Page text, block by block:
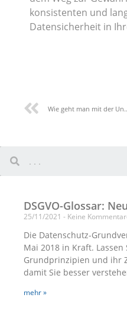
konsistenten und
Datensicherheit in
Wie geht man mit der
DSGVO-Glossar:
25/11/2021 Keine
Die Datenschutz-
Mai 2018 in Kraft.
Grundprinzipien und ihr
damit Sie besser
mehr »